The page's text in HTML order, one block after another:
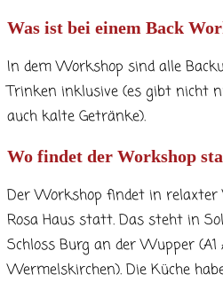
Was ist bei einem Back
In dem Workshop sind alle
Trinken inklusive (es gibt nicht
auch kalte Getränke).
Wo findet der Workshop
Der Workshop findet in
Rosa Haus statt. Das steht in
Schloss Burg an der Wupper
Wermelskirchen). Die Küche